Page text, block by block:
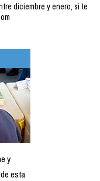
diciembre y enero, si te
y
esta